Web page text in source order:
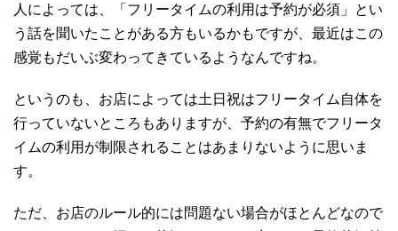
人によっては、「フリータイムの利用は予約が必須」とい
う話を聞いたことがある方もいるかもですが、最近はこの
感覚もだいぶ変わってきているようなんですね。
というのも、お店によっては土日祝はフリータイム自体を
行っていないところもありますが、予約の有無でフリータ
イムの利用が制限されることはあまりないように思いま
す。
ただ、お店のルール的には問題ない場合がほとんどなので